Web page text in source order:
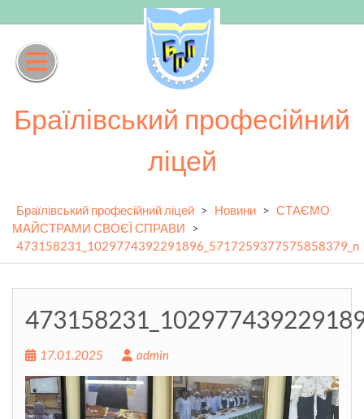
to
content
Браїлівський професійний
ліцей
Браїлівський професійний ліцей > Новини > СТАЄМО
МАЙСТРАМИ СВОЄЇ СПРАВИ >
473158231_1029774392291896_5717259377575858379_n
17.01.2025 admin